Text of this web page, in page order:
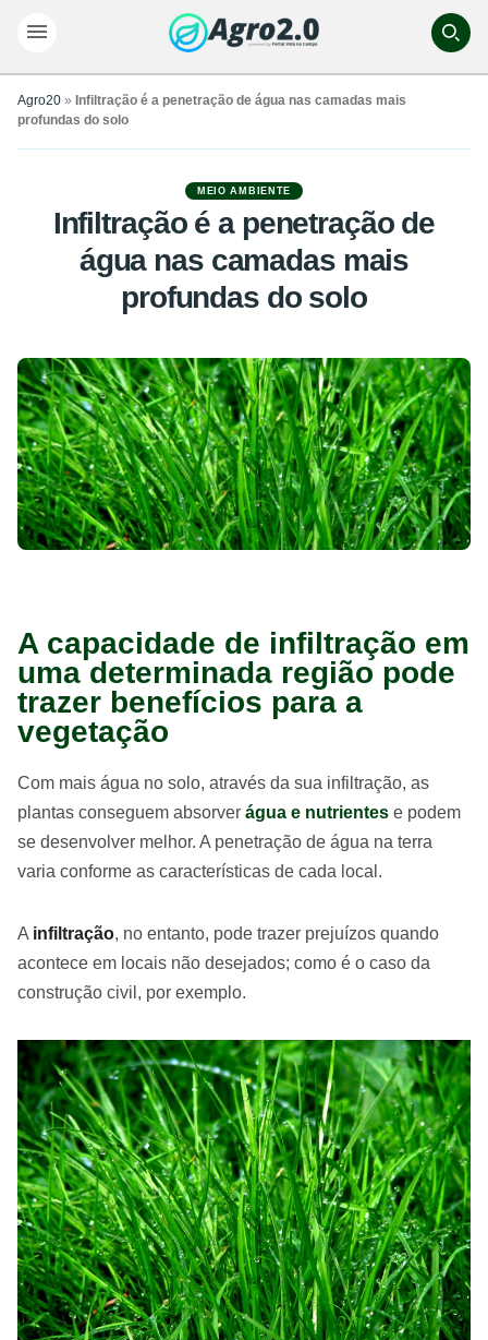
Agro20 » Infiltração é a penetração de água nas camadas mais
profundas do solo
MEIO AMBIENTE
Infiltração é a penetração de
água nas camadas mais
profundas do solo
A capacidade de infiltração em
uma determinada região pode
trazer benefícios para a
vegetação
Com mais água no solo, através da sua infiltração, as
plantas conseguem absorver água e nutrientes e podem
se desenvolver melhor. A penetração de água na terra
varia conforme as características de cada local.
A infiltração, no entanto, pode trazer prejuízos quando
acontece em locais não desejados; como é o caso da
construção civil, por exemplo.